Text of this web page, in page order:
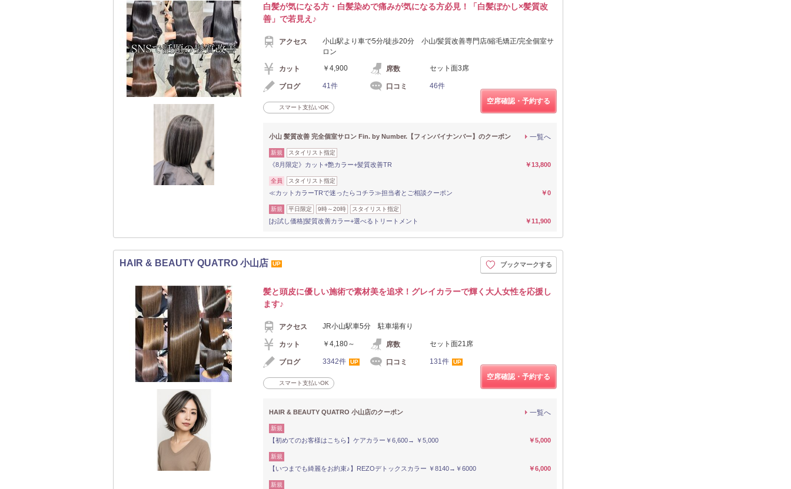
白髪が気になる方・白髪染めで痛みが気になる方必見！「白髪ぼかし×髪質改
善」で若見え♪
アクセス
小山駅より車で5分/徒歩20分 小山/髪質改善専門店/縮毛矯正/完全個室サ
ロン
カット ￥4,900 席数 セット面3席
ブログ 41件 口コミ 46件
スマート支払いOK
空席確認・予約する
小山 髪質改善 完全個室サロン Fin. by Number.【フィンバイナンバー】のクーポン 一覧へ
新規 スタイリスト指定
《8月限定》カット+艶カラー+髪質改善TR ￥13,800
全員 スタイリスト指定
≪カットカラーTRで迷ったらコチラ≫担当者とご相談クーポン ￥0
新規 平日限定 9時～20時 スタイリスト指定
[お試し価格]髪質改善カラー+選べるトリートメント ￥11,900
HAIR & BEAUTY QUATRO 小山店 UP ブックマークする
髪と頭皮に優しい施術で素材美を追求！グレイカラーで輝く大人女性を応援し
ます♪
アクセス JR小山駅車5分 駐車場有り
カット ￥4,180～ 席数 セット面21席
ブログ 3342件 UP 口コミ 131件 UP
スマート支払いOK
空席確認・予約する
HAIR & BEAUTY QUATRO 小山店のクーポン 一覧へ
新規
【初めてのお客様はこちら】ケアカラー￥6,600→ ￥5,000 ￥5,000
新規
【いつまでも綺麗をお約束♪】REZOデトックスカラー ￥8140→￥6000 ￥6,000
新規